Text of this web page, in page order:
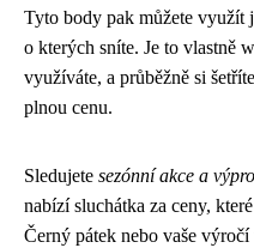
Tyto body pak můžete využít
o kterých sníte. Je to vlastně
využíváte, a průběžně si
plnou cenu.
Sledujete sezónní akce a
nabízí sluchátka za ceny,
Černý pátek nebo vaše